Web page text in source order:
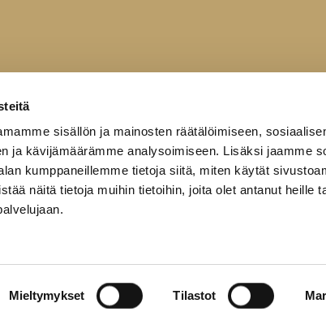
sisällön ja mainosten räätälöimiseen,
ja kävijämäärämme analysoimiseen. Lisäksi jaamme
kumppaneillemme tietoja siitä, miten käytät
näitä tietoja muihin tietoihin, joita olet antanut heille
Mieltymykset Tilastot